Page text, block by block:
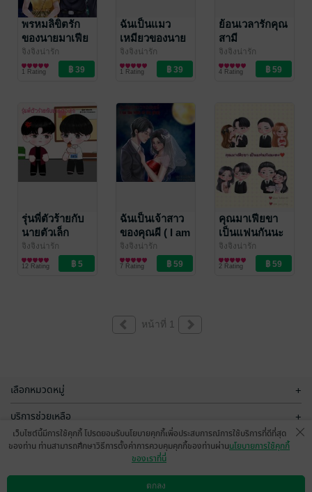
พรหมลิขิตรัก
ของนายมาเฟีย
จิงจิงน่ารัก
นิยายโรมานซ์
1 Rating
ฉันเป็นแมว
เหมียวของนาย
มาเฟีย
จิงจิงน่ารัก
นิยายโรมานซ์
1 Rating
ย้อนเวลารักคุณ
สามี
จิงจิงน่ารัก
นิยายโรมานซ์
4 Rating
รุ่นพี่ตัวร้ายกับ
นายตัวเล็ก
จิงจิงน่ารัก
นิยายวาย Boy
Love / Yaoi
12 Rating
ฉันเป็นเจ้าสาว
ของคุณผี ( I am
the bride of
the ghost)
จิงจิงน่ารัก
นิยายโรมานซ์
7 Rating
คุณมาเฟียขา
เป็นแฟนกันนะ
คะ❤️
จิงจิงน่ารัก
นิยายโรมานซ์
2 Rating
หน้าที่ 1
เลือกหมวดหมู่ +
บริการช่วยเหลือ +
เกี่ยวกับเรา
เว็บไซต์นี้มีการใช้คุกกี้ โปรดยอมรับนโยบายคุกกี้เพื่อประสบการณ์การใช้บริการที่ดีที่สุด
ของท่าน ท่านสามารถศึกษาวิธีการตั้งค่าการควบคุมคุกกี้ของท่านผ่านนโยบายการใช้คุกกี้
ของเราที่นี่
ตกลง